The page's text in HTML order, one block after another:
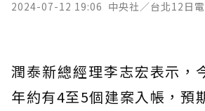
2024-07-12 19:06 中央社／台北12日電
潤泰新總經理李志宏表示，
年約有4至5個建案入帳，預